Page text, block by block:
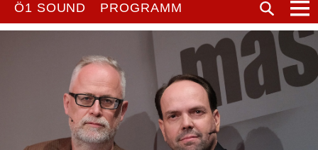
Ö1 SOUND PROGRAMM